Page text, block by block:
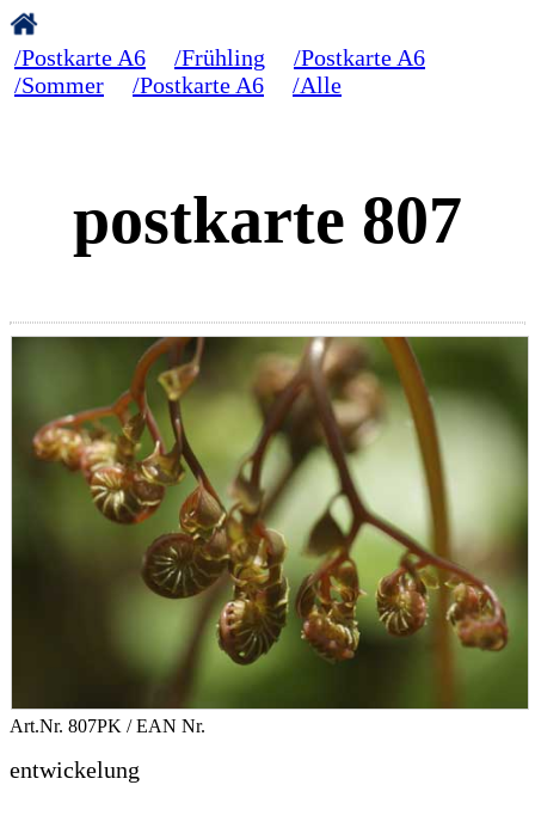
/Postkarte A6 /Frühling
/Postkarte A6
/Sommer
/Postkarte A6 /Alle
postkarte 807
Art.Nr. 807PK / EAN Nr.
entwickelung